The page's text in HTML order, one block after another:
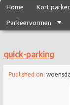
Home Kort
Parkeervormen
quick-parking
Published on: